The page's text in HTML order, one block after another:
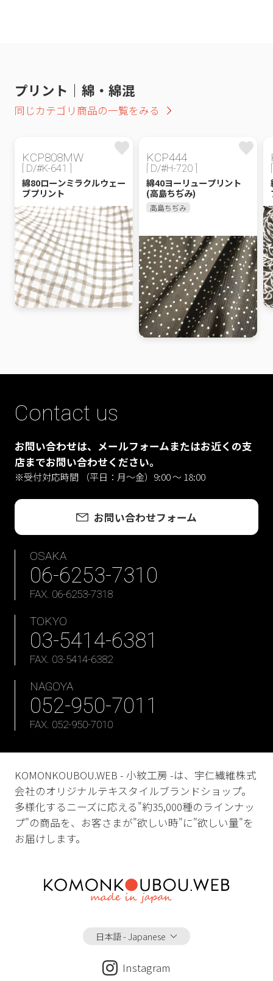
プリント｜綿・綿混
同じカテゴリ商品の一覧をみる
KCP808MW
[ D/#K-641 ]
綿80ローンミラクルウェー
ブプリント
KCP444
[ D/#H-720 ]
綿40ヨーリュープリント
(高島ちぢみ)
高島ちぢみ
Contact us
お問い合わせは、メールフォームまたはお近くの支
店までお問い合わせください。
※受付対応時間 （平日：月〜金）9:00 ～ 18:00
お問い合わせフォーム
OSAKA
06-6253-7310
FAX. 06-6253-7318
TOKYO
03-5414-6381
FAX. 03-5414-6382
NAGOYA
052-950-7011
FAX. 052-950-7010
日本語 - Japanese
Instagram
KOMONKOUBOU.WEB - 小紋工房 -は、宇仁繊維株式
会社のオリジナルテキスタイルブランドショップ。
多様化するニーズに応える"約35,000種のラインナッ
プ"の商品を、お客さまが"欲しい時"に"欲しい量"を
お届けします。